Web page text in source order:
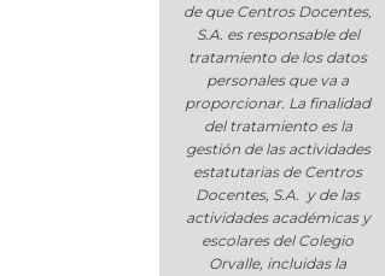
de que Centros Docentes,
S.A. es responsable del
tratamiento de los datos
personales que va a
proporcionar. La finalidad
del tratamiento es la
gestión de las actividades
estatutarias de Centros
Docentes, S.A. y de las
actividades académicas y
escolares del Colegio
Orvalle, incluidas la